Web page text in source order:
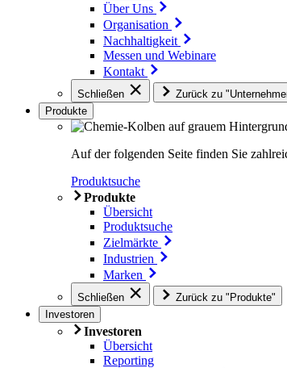
Über Uns
Organisation
Nachhaltigkeit
Messen und Webinare
Kontakt
Schließen
Zurück zu
Produkte
Auf der folgenden Seite finden Sie
Produktsuche
Produkte
Übersicht
Produktsuche
Zielmärkte
Industrien
Marken
Schließen
Zurück zu "Produkte"
Investoren
Investoren
Übersicht
Reporting